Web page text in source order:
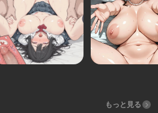
もっと見る